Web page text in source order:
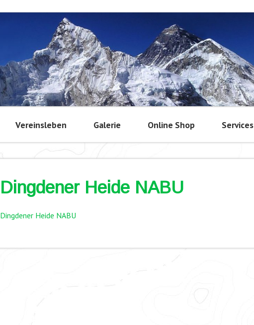
Vereinsleben Galerie Online Shop Services
Dingdener Heide NABU
Dingdener Heide NABU